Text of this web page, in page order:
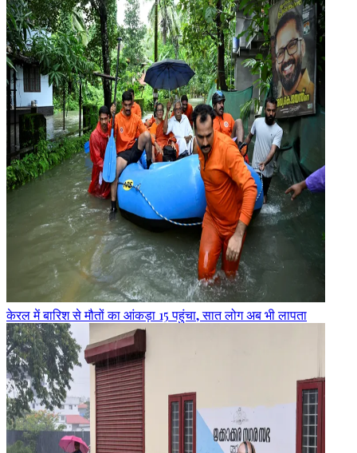
केरल में बारिश से मौतों का आंकड़ा 15 पहुंचा, सात लोग अब भी लापता